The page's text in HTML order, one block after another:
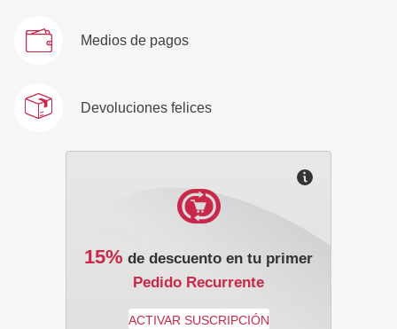
Medios de pagos
Devoluciones felices
15% de descuento en tu primer
Pedido Recurrente